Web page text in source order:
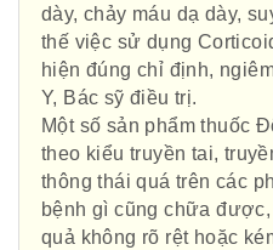
dày, chảy máu dạ dày,
thế việc sử dụng
hiện đúng chỉ định,
Y, Bác sỹ điều trị.
Một số sản phẩm thuốc
theo kiểu truyền tai,
thông thái quá trên các
bệnh gì cũng chữa
quả không rõ rệt hoặc